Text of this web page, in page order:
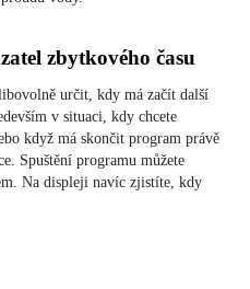
zbytkového času
určit, kdy má začít další
v situaci, kdy chcete
když má skončit program právě
Spuštění programu můžete
Na displeji navíc zjistíte, kdy